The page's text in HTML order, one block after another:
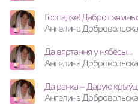
Госпадзе! Даброт
Ангелина
Да вяртання у нябёсы...
Ангелина
Да ранка – Дарую
Ангелина